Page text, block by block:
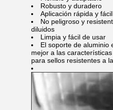
Robusto y duradero
Aplicación rápida y
No peligroso y
diluidos
Limpia y fácil de usar
El soporte de aluminio
mejor a las
para sellos resistentes a